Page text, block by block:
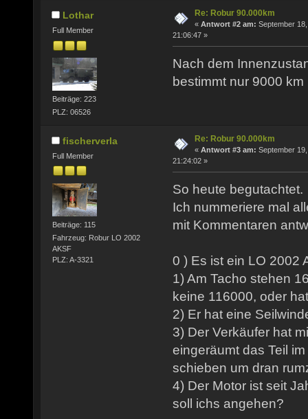
Lothar
Full Member
Beiträge: 223
PLZ: 06526
Re: Robur 90.000km
« Antwort #2 am: September
21:06:47 »
Nach dem
bestimmt nur 9000 km
fischerverla
Full Member
Beiträge: 115
Fahrzeug: Robur LO 2002
AKSF
PLZ: A-3321
Re: Robur 90.000km
« Antwort #3 am: September
21:24:02 »
So heute begutachtet.
Ich nummeriere mal
mit Kommentaren
0 ) Es ist ein LO 2002
1) Am Tacho stehen
keine 116000, oder
2) Er hat eine
3) Der Verkäufer hat
eingeräumt das Teil
schieben um dran
4) Der Motor ist seit
soll ichs angehen?